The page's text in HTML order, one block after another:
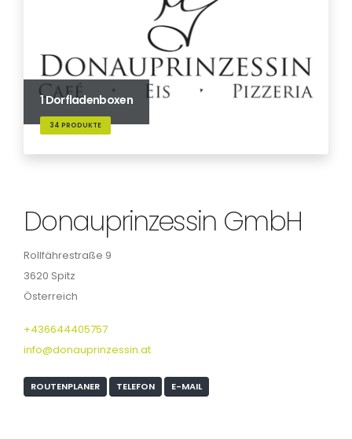
1 Dorfladenboxen
34 PRODUKTE
Donauprinzessin GmbH
Rollfährestraße 9
3620 Spitz
Österreich
+436644405757
info@donauprinzessin.at
ROUTENPLANER TELEFON E-MAIL